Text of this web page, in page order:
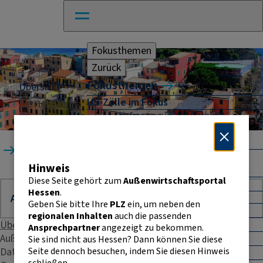
Fokusthemen
Zurück
Fokusthemen
US-Zölle im Fokus
Umfragen zum US-Geschäft
Naher Osten: Auswirkungen für
Absicherung und Finanzierung im
Außenhandel Hessen
CBAM
Entwicklungszusammenarbeit
E-Commerce
E-Rechnung in der EU
Übersicht
Senegal
Übersicht
Außenhandelsstatistik
Daten & Fakten
Hinweis
Diese Seite gehört zumAußenwirtschaftsportal
Hessen.
Geben Sie bitte Ihre PLZein, um neben den
regionalen Inhaltenauch die passenden
Ansprechpartnerangezeigt zu bekommen.
Sie sind nicht aus Hessen? Dann können Sie diese
Seite dennoch besuchen, indem Sie diesen Hinweis